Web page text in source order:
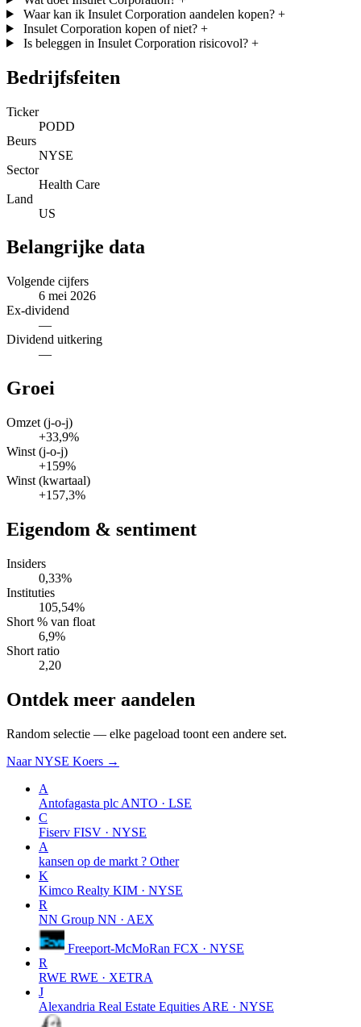
Waar kan ik Insulet Corporation aandelen kopen? +
Insulet Corporation kopen of niet? +
Is beleggen in Insulet Corporation risicovol? +
Bedrijfsfeiten
Ticker
PODD
Beurs
NYSE
Sector
Health Care
Land
US
Belangrijke data
Volgende cijfers
6 mei 2026
Ex-dividend
—
Dividend uitkering
—
Groei
Omzet (j-o-j)
+33,9%
Winst (j-o-j)
+159%
Winst (kwartaal)
+157,3%
Eigendom & sentiment
Insiders
0,33%
Instituties
105,54%
Short % van float
6,9%
Short ratio
2,20
Ontdek meer aandelen
Random selectie — elke pageload toont een andere set.
Naar NYSE Koers →
A
Antofagasta plc ANTO · LSE
C
Fiserv FISV · NYSE
A
kansen op de markt ? Other
K
Kimco Realty KIM · NYSE
R
NN Group NN · AEX
Freeport-McMoRan FCX · NYSE
R
RWE RWE · XETRA
J
Alexandria Real Estate Equities ARE · NYSE